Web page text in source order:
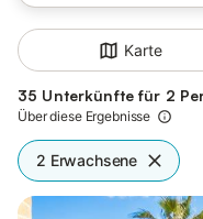
Karte
35 Unterkünfte für 2
Über diese Ergebnisse
2 Erwachsene